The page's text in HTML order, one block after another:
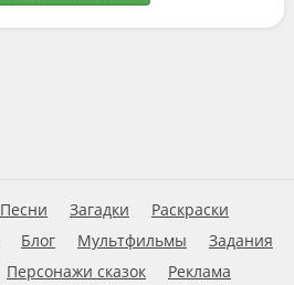
Песни Загадки
Раскраски
Блог Мультфильмы
Задания
Персонажи сказок Реклама